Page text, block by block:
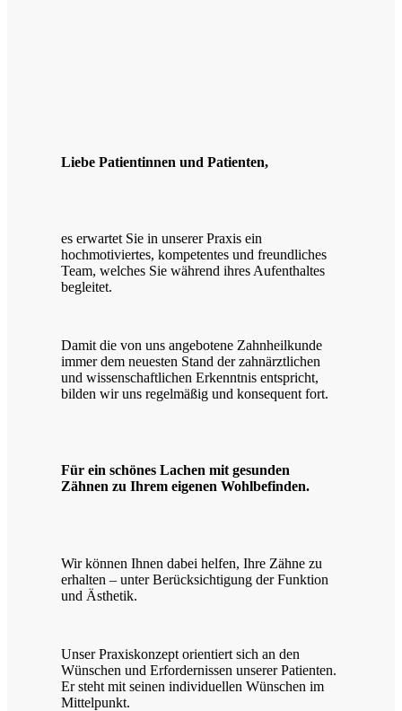
Liebe Patientinnen und Patienten,
es erwartet Sie in unserer Praxis ein
hochmotiviertes, kompetentes und freundliches
Team, welches Sie während ihres Aufenthaltes
begleitet.
Damit die von uns angebotene Zahnheilkunde
immer dem neuesten Stand der zahnärztlichen
und wissenschaftlichen Erkenntnis entspricht,
bilden wir uns regelmäßig und konsequent fort.
Für ein schönes Lachen mit gesunden
Zähnen zu Ihrem eigenen Wohlbefinden.
Wir können Ihnen dabei helfen, Ihre Zähne zu
erhalten – unter Berücksichtigung der Funktion
und Ästhetik.
Unser Praxiskonzept orientiert sich an den
Wünschen und Erfordernissen unserer Patienten.
Er steht mit seinen individuellen Wünschen im
Mittelpunkt.